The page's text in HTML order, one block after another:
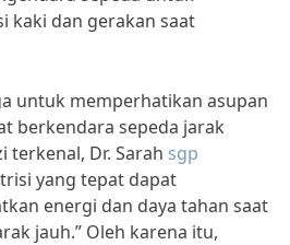
kaki dan gerakan saat
untuk memperhatikan asupan
berkendara sepeda jarak
terkenal, Dr. Sarah sgp
yang tepat dapat
energi dan daya tahan saat
jauh.” Oleh karena itu,